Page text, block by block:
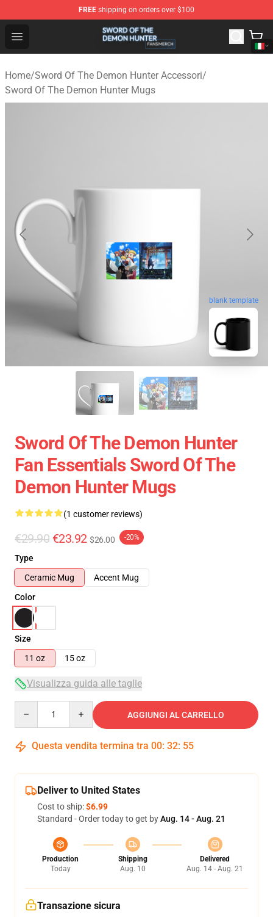
FREE shipping on orders over $100
Open menu
Sword Of The Demon Hunter Shop - Official Sword Of
Home/Sword Of The Demon Hunter Accessori/
Sword Of The Demon Hunter Mugs
blank template
Sword Of The Demon Hunter
Fan Essentials Sword Of The
Demon Hunter Mugs
(1 customer reviews)
€29.90 €23.92 $26.00 -20%
Type
Ceramic Mug
Accent Mug
Color
Size
11 oz
15 oz
Visualizza guida alle taglie
AGGIUNGI AL CARRELLO
Questa vendita termina tra 00: 32: 55
Deliver to United States
Cost to ship:$6.99
Standard - Order today to get byAug. 14 - Aug. 21
Production
Today
Shipping
Aug. 10
Delivered
Aug. 14 - Aug. 21
Transazione sicura